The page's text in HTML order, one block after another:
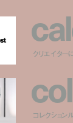
cal
クリエイター
col
コレクション